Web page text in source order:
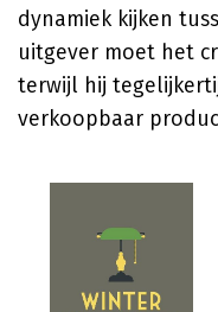
dynamiek kijken
uitgever moet het
terwijl hij
verkoopbaar